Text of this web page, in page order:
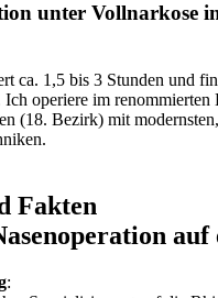
unter Vollnarkose
ca. 1,5 bis 3 Stunden und
Ich operiere im renommierten
(18. Bezirk) mit
Fakten
: